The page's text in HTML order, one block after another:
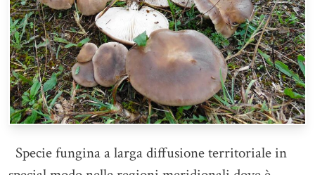
Specie fungina a larga diffusione territoriale in